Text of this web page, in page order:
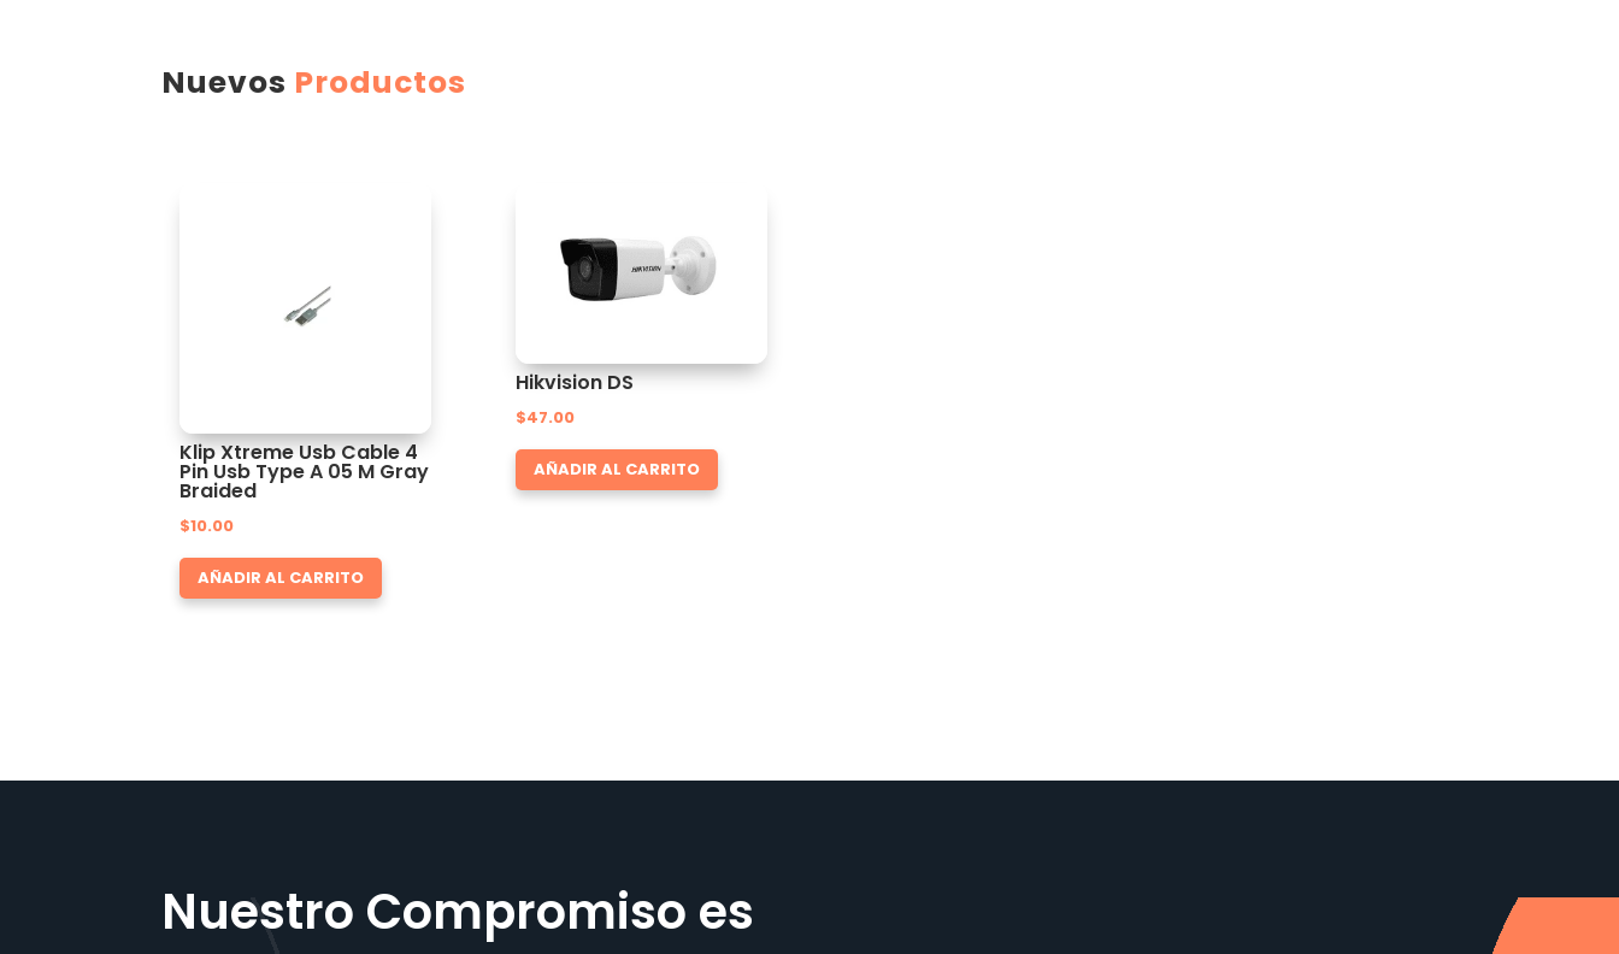
Nuevos Productos
Klip Xtreme Usb Cable 4
Pin Usb Type A 05 M Gray
Braided
$10.00
AÑADIR AL CARRITO
Hikvision DS
$47.00
AÑADIR AL CARRITO
Nuestro Compromiso es